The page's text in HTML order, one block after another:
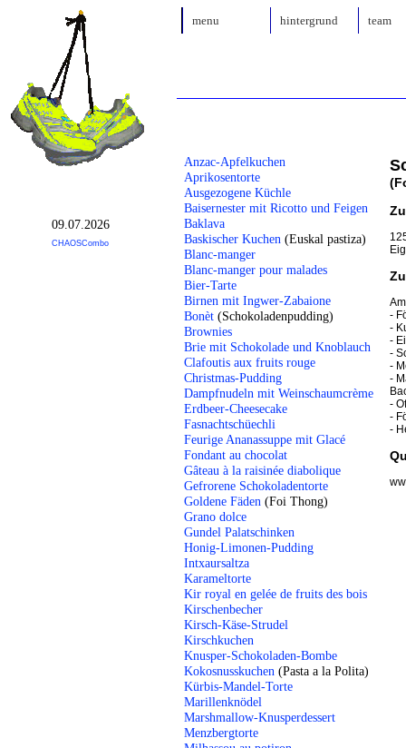
-
-
-
-
-
-
-
-
-
Anzac-Apfelkuchen
Aprikosentorte
Ausgezogene Küchle
Baisernester mit Ricotto und Feigen
Baklava
Baskischer Kuchen (Euskal pastiza)
Blanc-manger
Blanc-manger pour malades
Bier-Tarte
Birnen mit Ingwer-Zabaione
Bonèt (Schokoladenpudding)
Brownies
Brie mit Schokolade und Knoblauch
Clafoutis aux fruits rouge
Christmas-Pudding
Dampfnudeln mit Weinschaumcrème
Erdbeer-Cheesecake
Fasnachtschüechli
Feurige Ananassuppe mit Glacé
Fondant au chocolat
Gâteau à la raisinée diabolique
Gefrorene Schokoladentorte
Goldene Fäden (Foi Thong)
Grano dolce
Gundel Palatschinken
Honig-Limonen-Pudding
Intxaursaltza
Karameltorte
Kir royal en gelée de fruits des bois
Kirschenbecher
Kirsch-Käse-Strudel
Kirschkuchen
Knusper-Schokoladen-Bombe
Kokosnusskuchen (Pasta a la Polita)
Kürbis-Mandel-Torte
Marillenknödel
Marshmallow-Knusperdessert
Menzbergtorte
09.07.2026
CHAOSCombo
menu hintergrund team